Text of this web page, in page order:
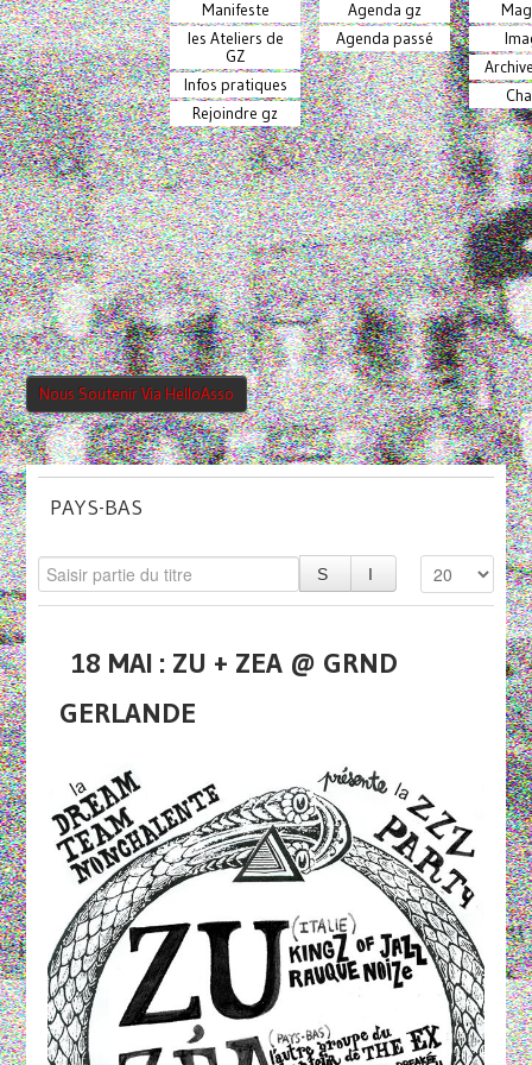
Manifeste
les Ateliers de
GZ
Infos pratiques
Rejoindre gz
Agenda gz
Agenda passé
Nous Soutenir Via HelloAsso
PAYS-BAS
18 MAI : ZU + ZEA @ GRND
GERLANDE